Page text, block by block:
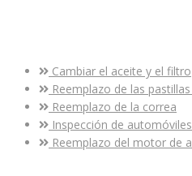
Cambiar el aceite y el filtro
Reemplazo de las
Reemplazo de la correa
Inspección de
Reemplazo del motor de